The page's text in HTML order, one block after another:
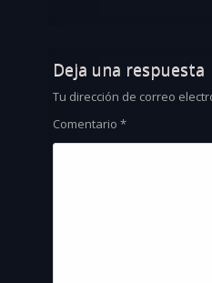
Deja una respuesta
Tu dirección de correo
Comentario*